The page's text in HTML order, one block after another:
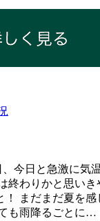
今日と急激に気
終わりかと思い
！ まだまだ夏を
も雨降るごとに…